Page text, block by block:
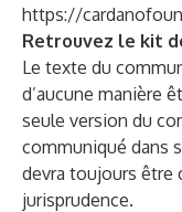
https://
Retrouvez le kit
Le texte du
d’aucune manière
seule version du
communiqué dans
devra toujours être
jurisprudence.